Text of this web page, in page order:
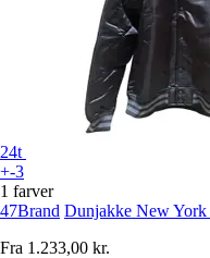
24t
+-3
1 farver
47Brand Dunjakke New York
Fra 1.233,00 kr.